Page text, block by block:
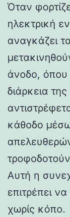
Όταν
ηλεκτρική
αναγκάζει
άνοδο, όπου
διάρκεια
κάθοδο
Αυτή η
επιτρέπει
χωρίς κόπο.